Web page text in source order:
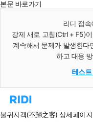
본문 바로가기
리디 접
강제 새로 고침(Ctrl + F5)
계속해서 문제가 발생한다
하고 대응
테스
리
홈
불귀지객(不歸之客) 상세페이지